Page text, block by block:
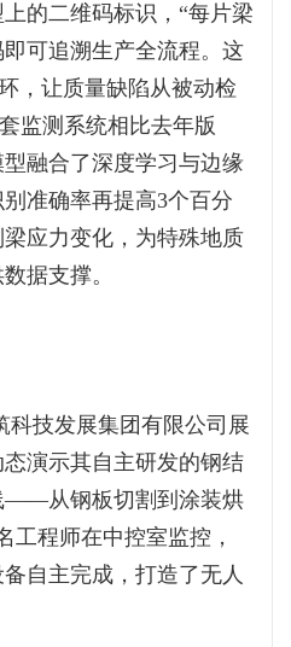
的二维码标识，“每片梁
可追溯生产全流程。这
，让质量缺陷从被动检
监测系统相比去年版
融合了深度学习与边缘
准确率再提高3个百分
应力变化，为特殊地质
据支撑。
科技发展集团有限公司展
演示其自主研发的钢结
——从钢板切割到涂装烘
工程师在中控室监控，
自主完成，打造了无人